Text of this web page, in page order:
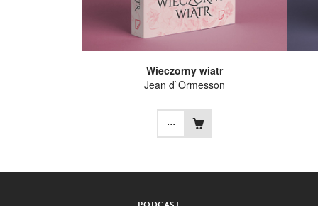
Wieczorny wiatr
Jean d`Ormesson
...